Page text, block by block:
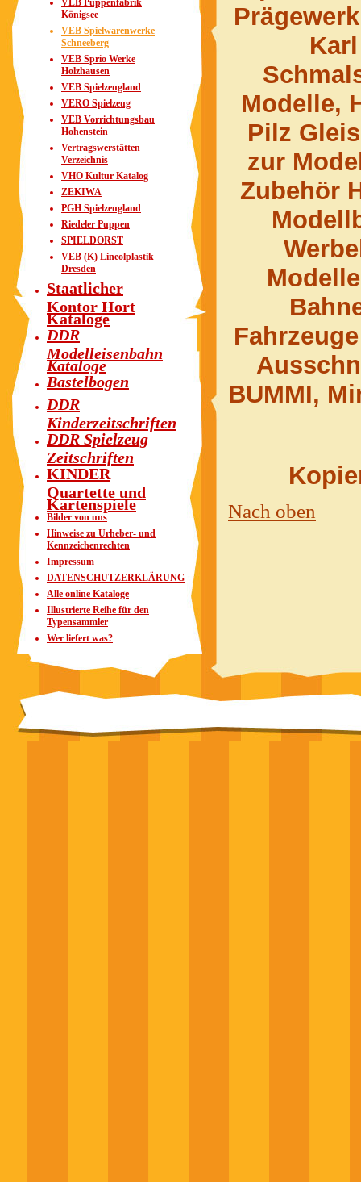
VEB Puppenfabrik
Königsee
VEB Spielwarenwerke
Schneeberg
VEB Sprio Werke
Holzhausen
VEB Spielzeugland
VERO Spielzeug
VEB Vorrichtungsbau
Hohenstein
Vertragswerstätten
Verzeichnis
VHO Kultur Katalog
ZEKIWA
PGH Spielzeugland
Riedeler Puppen
SPIELDORST
VEB (K) Lineolplastik
Dresden
Staatlicher
Kontor Hort
Kataloge
DDR
Modelleisenbahn
Kataloge
Bastelbogen
DDR
Kinderzeitschriften
DDR Spielzeug
Zeitschriften
KINDER
Quartette und
Kartenspiele
Bilder von uns
Hinweise zu Urheber- und
Kennzeichenrechten
Impressum
DATENSCHUTZERKLÄRUNG
Alle online Kataloge
Illustrierte Reihe für den
Typensammler
Wer liefert was?
Modelle,
Pilz
zur
Zubehör
BUMMI,
Nach oben